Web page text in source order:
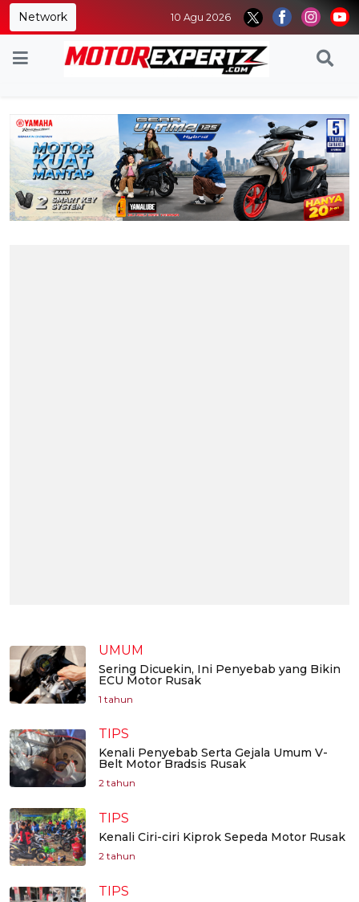
Network 10 Agu 2026
UMUM
Sering Dicuekin, Ini Penyebab yang Bikin
ECU Motor Rusak
1 tahun
TIPS
Kenali Penyebab Serta Gejala Umum V-
Belt Motor Bradsis Rusak
2 tahun
TIPS
Kenali Ciri-ciri Kiprok Sepeda Motor Rusak
2 tahun
TIPS